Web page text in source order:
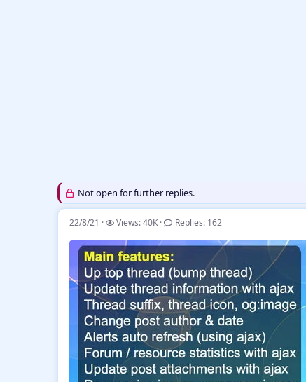
Not open for further replies.
22/8/21 Views: 40K Replies: 162